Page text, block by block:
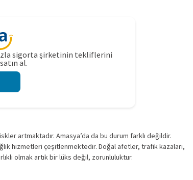
sigorta şirketinin tekliflerini
al.
artmaktadır. Amasya’da da bu durum farklı değildir.
hizmetleri çeşitlenmektedir. Doğal afetler, trafik kazaları,
olmak artık bir lüks değil, zorunluluktur.